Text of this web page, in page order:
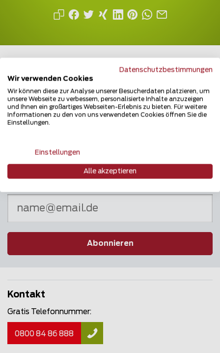
Mehrfach ausgezeichnet und immer am
Puls des Marktes
Newsletter
Abonnieren
Kontakt
Gratis Telefonnummer:
0800 84 86 888
Datenschutzbestimmungen
Wir verwenden Cookies
Wir können diese zur Analyse unserer Besucherdaten platzieren, um
unsere Webseite zu verbessern, personalisierte Inhalte anzuzeigen
und Ihnen ein großartiges Webseiten-Erlebnis zu bieten. Für weitere
Informationen zu den von uns verwendeten Cookies öffnen Sie die
Einstellungen.
Einstellungen
Alle akzeptieren